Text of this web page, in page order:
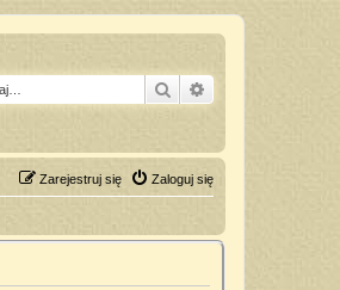
Szukaj
Zaloguj się
Zarejestruj się